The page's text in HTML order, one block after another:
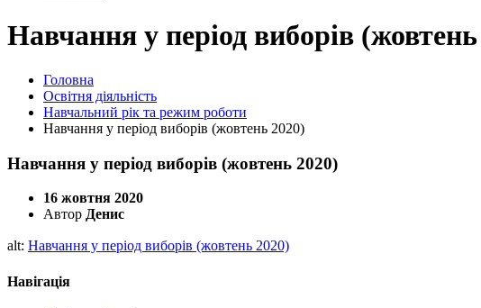
Навчання у період виборів
Головна
Освітня діяльність
Навчальний рік та режим роботи
Навчання у період виборів (жовтень 2020)
Навчання у період виборів (жовтень 2020)
16 жовтня 2020
Автор Денис
alt: Навчання у період виборів (жовтень 2020)
Навігація